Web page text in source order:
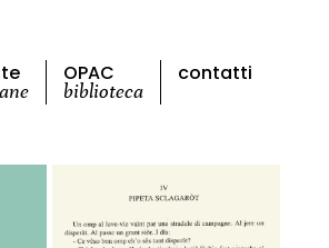
OPAC
biblioteca
contatti